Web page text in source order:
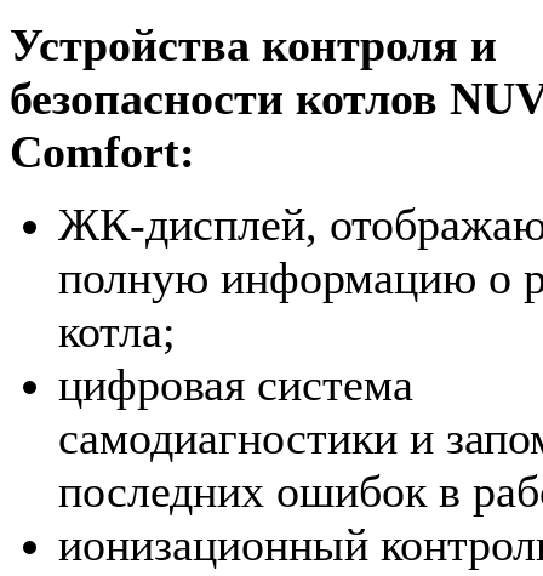
Устройства контроля и
безопасности котлов
Comfort:
ЖК-дисплей,
полную информацию о
котла;
цифровая система
самодиагностики и
последних ошибок в
ионизационный